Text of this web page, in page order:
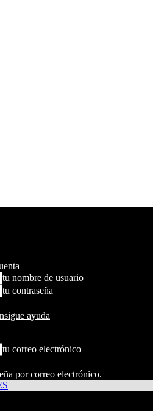
tu nombre de usuario
tu contraseña
ayuda
tu correo electrónico
por correo electrónico.